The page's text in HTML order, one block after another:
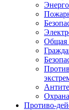
Общая
Противо-